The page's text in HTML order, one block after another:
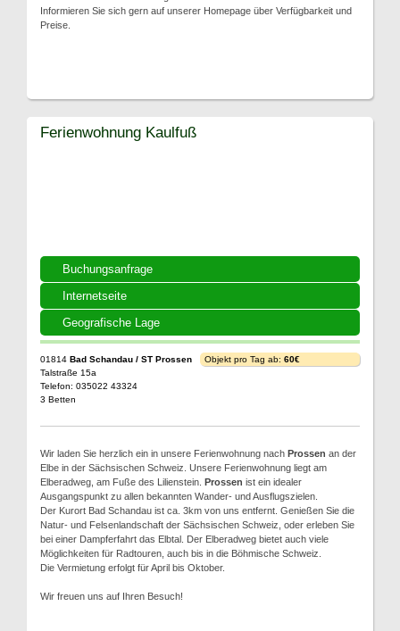
Informieren Sie sich gern auf unserer Homepage über Verfügbarkeit und
Preise.
Buchungsanfrage
Internetseite
Geografische Lage
Ferienwohnung Kaulfuß
01814 Bad Schandau / ST Prossen
Talstraße 15a
Telefon: 035022 43324
3 Betten
Objekt pro Tag ab: 60€
Wir laden Sie herzlich ein in unsere Ferienwohnung nach Prossen an der
Elbe in der Sächsischen Schweiz. Unsere Ferienwohnung liegt am
Elberadweg, am Fuße des Lilienstein. Prossen ist ein idealer
Ausgangspunkt zu allen bekannten Wander- und Ausflugszielen.
Der Kurort Bad Schandau ist ca. 3km von uns entfernt. Genießen Sie die
Natur- und Felsenlandschaft der Sächsischen Schweiz, oder erleben Sie
bei einer Dampferfahrt das Elbtal. Der Elberadweg bietet auch viele
Möglichkeiten für Radtouren, auch bis in die Böhmische Schweiz.
Die Vermietung erfolgt für April bis Oktober.
Wir freuen uns auf Ihren Besuch!